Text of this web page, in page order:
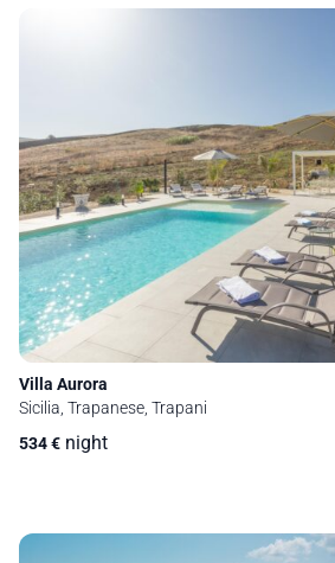
Villa Aurora
Sicilia, Trapanese, Trapani
534€ night